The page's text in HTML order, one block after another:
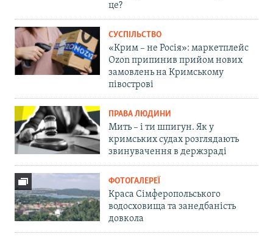
це?
СУСПІЛЬСТВО
«Крим – не Росія»: маркетплейс
Ozon припинив прийом нових
замовлень на Кримському
півострові
ПРАВА ЛЮДИНИ
Мить – і ти шпигун. Як у
кримських судах розглядають
звинувачення в держзраді
ФОТОГАЛЕРЕЇ
Краса Сімферопольського
водосховища та занедбаність
довкола